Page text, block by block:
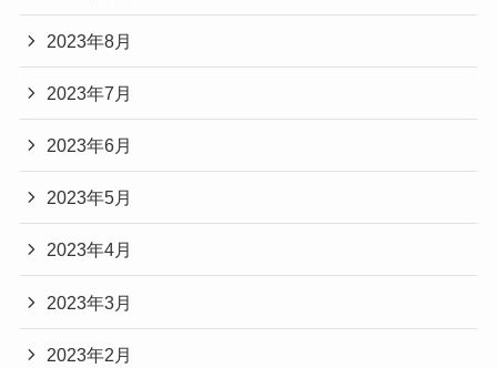
2023年8月
2023年7月
2023年6月
2023年5月
2023年4月
2023年3月
2023年2月